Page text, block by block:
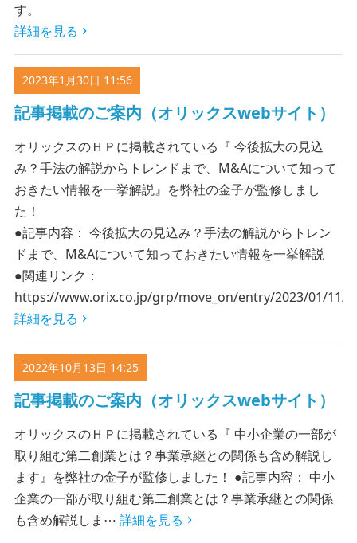
す。
詳細を見る
2023年1月30日 11:56
記事掲載のご案内（オリックスwebサイト）
オリックスのＨＰに掲載されている『 今後拡大の見込
み？手法の解説からトレンドまで、M&Aについて知って
おきたい情報を一挙解説』を弊社の金子が監修しまし
た！
●記事内容： 今後拡大の見込み？手法の解説からトレン
ドまで、M&Aについて知っておきたい情報を一挙解説
●関連リンク：
https://www.orix.co.jp/grp/move_on/entry/2023/01/11/
詳細を見る
2022年10月13日 14:25
記事掲載のご案内（オリックスwebサイト）
オリックスのＨＰに掲載されている『 中小企業の一部が
取り組む第二創業とは？事業承継との関係も含め解説し
ます』を弊社の金子が監修しました！ ●記事内容： 中小
企業の一部が取り組む第二創業とは？事業承継との関係
も含め解説しま⋯ 詳細を見る